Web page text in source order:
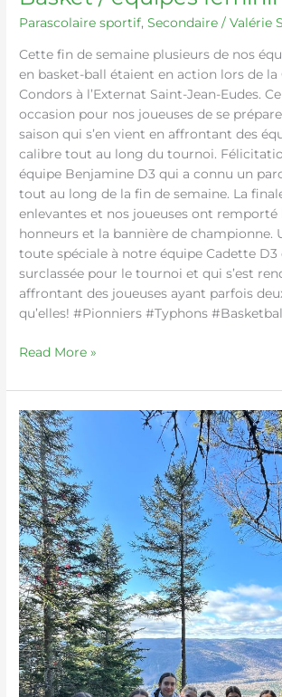
Parascolaire sportif,Secondaire /Valérie
Cette fin de semaine plusieurs de nos
en basket-ball étaient en action lors de la
Condors à l’Externat Saint-Jean-Eudes.
occasion pour nos joueuses de se
saison qui s’en vient en affrontant des
calibre tout au long du tournoi.
équipe Benjamine D3 qui a connu un
tout au long de la fin de semaine. La
enlevantes et nos joueuses ont remporté
honneurs et la bannière de championne.
toute spéciale à notre équipe Cadette D3
surclassée pour le tournoi et qui s’est
affrontant des joueuses ayant parfois
qu’elles! #Pionniers #Typhons
Read More »
Club
plein
air